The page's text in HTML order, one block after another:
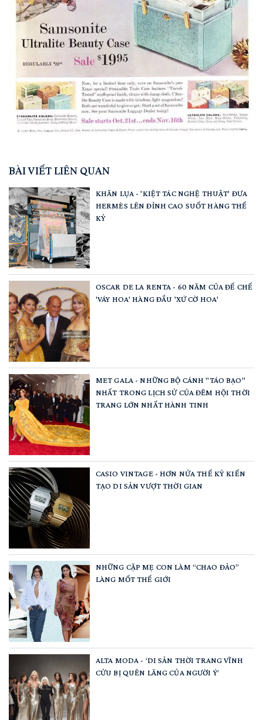
BÀI VIẾT LIÊN QUAN
KHĂN LỤA - 'KIỆT TÁC NGHỆ THUẬT' ĐƯA
HERMÈS LÊN ĐỈNH CAO SUỐT HÀNG THẾ
KỶ
OSCAR DE LA RENTA - 60 NĂM CỦA ĐẾ CHẾ
'VÁY HOA' HÀNG ĐẦU 'XỨ CỜ HOA'
MET GALA - NHỮNG BỘ CÁNH "TÁO BẠO"
NHẤT TRONG LỊCH SỬ CỦA ĐÊM HỘI THỜI
TRANG LỚN NHẤT HÀNH TINH
CASIO VINTAGE - HƠN NỬA THẾ KỶ KIẾN
TẠO DI SẢN VƯỢT THỜI GIAN
NHỮNG CẶP MẸ CON LÀM “CHAO ĐẢO”
LÀNG MỐT THẾ GIỚI
ALTA MODA - ‘DI SẢN THỜI TRANG VĨNH
CỬU BỊ QUÊN LÃNG CỦA NGƯỜI Ý’